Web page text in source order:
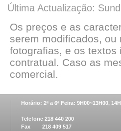
Última Actualização:
Os preços e as
serem modificados, ou
fotografias, e os
contratual. Caso as
comercial.
Horário: 2ª a 6ª Feira: 9H00~13H00,
Telefone 218 440 200
Fax 218 409 517